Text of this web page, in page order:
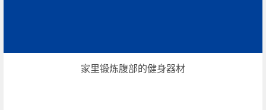
家里锻炼腹部的健身器材